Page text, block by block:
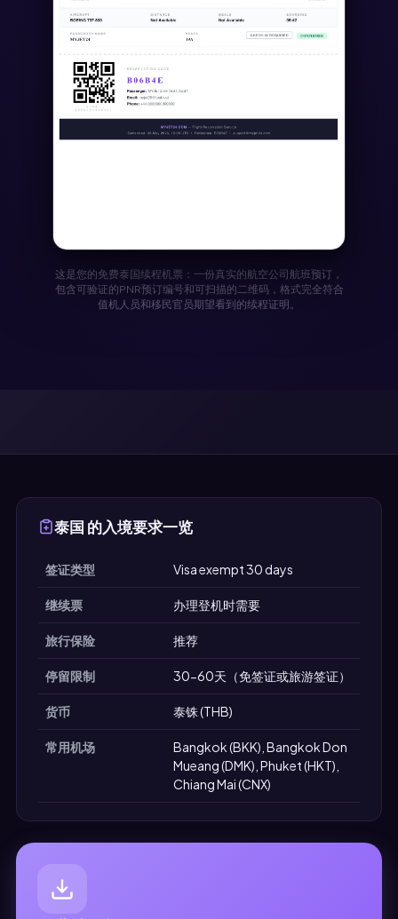
这是您的免费泰国续程机票：一份真实的航空公司航班预订，
包含可验证的PNR预订编号和可扫描的二维码，格式完全符合
值机人员和移民官员期望看到的续程证明。
泰国 的入境要求一览
签证类型 Visa exempt 30 days
继续票 办理登机时需要
旅行保险 推荐
停留限制 30-60天（免签证或旅游签证）
货币 泰铢 (THB)
常用机场
Bangkok (BKK), Bangkok Don
Mueang (DMK), Phuket (HKT),
Chiang Mai (CNX)